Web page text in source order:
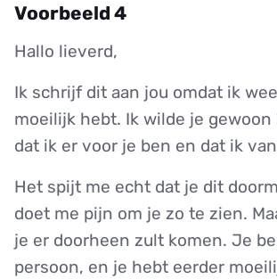
Voorbeeld 4
Hallo lieverd,
Ik schrijf dit aan jou omdat ik
moeilijk hebt. Ik wilde je
dat ik er voor je ben en dat ik
Het spijt me echt dat je dit
doet me pijn om je zo te zien.
je er doorheen zult komen. Je
persoon, en je hebt eerder